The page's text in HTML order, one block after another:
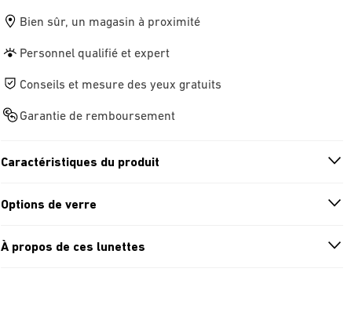
Bien sûr, un magasin à proximité
Personnel qualifié et expert
Conseils et mesure des yeux gratuits
Garantie de remboursement
Caractéristiques du produit
Options de verre
À propos de ces lunettes